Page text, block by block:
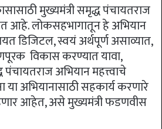
मुख्यमंत्री समृद्ध पंचायतराज
आहे. लोकसहभागातून हे अभियान
डिजिटल, स्वयं अर्थपूर्ण असाव्यात,
विकास करण्यात यावा,
पंचायतराज अभियान महत्त्वाचे
या अभियानासाठी सहकार्य करणारे
आहेत, असे मुख्यमंत्री फडणवीस